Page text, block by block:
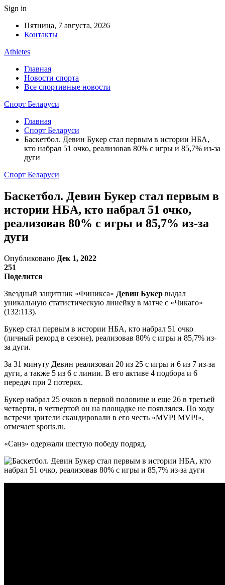
Sign in
Пятница, 7 августа, 2026
Контакты
Athletes
Главная
Новости спорта
Все спортивные новости
Спорт Беларуси
Главная
Спорт Беларуси
Баскетбол. Девин Букер стал первым в истории НБА,
кто набрал 51 очко, реализовав 80% с игры и 85,7% из-за
дуги
Спорт Беларуси
Баскетбол. Девин Букер стал первым в
истории НБА, кто набрал 51 очко,
реализовав 80% с игры и 85,7% из-за
дуги
Опубликовано Дек 1, 2022
251
Поделится
Звездный защитник «Финикса» Девин Букер выдал
уникальную статистическую линейку в матче с «Чикаго»
(132:113).
Букер стал первым в истории НБА, кто набрал 51 очко
(личный рекорд в сезоне), реализовав 80% с игры и 85,7% из-
за дуги.
За 31 минуту Девин реализовал 20 из 25 с игры и 6 из 7 из-за
дуги, а также 5 из 6 с линии. В его активе 4 подбора и 6
передач при 2 потерях.
Букер набрал 25 очков в первой половине и еще 26 в третьей
четверти, в четвертой он на площадке не появлялся. По ходу
встречи зрители скандировали в его честь «MVP! MVP!»,
отмечает sports.ru.
«Санз» одержали шестую победу подряд.